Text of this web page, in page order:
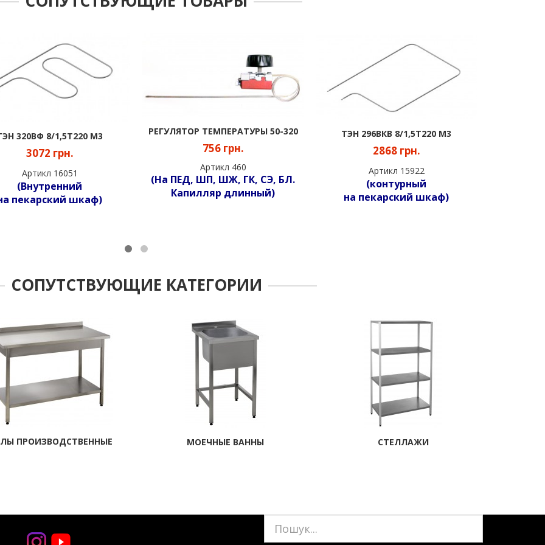
РЕГУЛЯТОР ТЕМПЕРАТУРЫ 50-320
756 грн.
(На ПЕД, ШП, ШЖ, ГК, СЭ, БЛ.
Капилляр длинный)
ТЭН 296ВКВ 8/1,5Т220 М3
2868 грн.
Артикл 15922
(контурный
на пекарский шкаф)
КУЛАЧКОВЫЙ ПЕРЕКЛЮЧАТЕЛЬ
702 грн.
Артикл 13085
(Двух позиционный)
СОПУТСТВУЮЩИЕ КАТЕГОРИИ
ПРОИЗВОДСТВЕННЫЕ МОЕЧНЫЕ ВАННЫ СТЕЛЛАЖИ